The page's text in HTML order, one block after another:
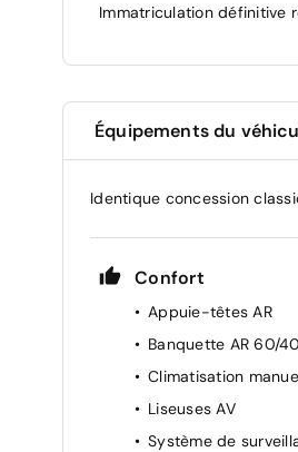
Immatriculation définitive
Équipements du
Identique concession
Confort
Appuie-têtes AR
Banquette AR 60/40
Climatisation
Liseuses AV
Système de